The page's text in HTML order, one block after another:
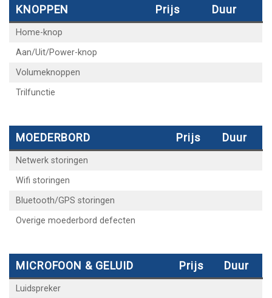
KNOPPEN Prijs Duur
Home-knop
Aan/Uit/Power-knop
Volumeknoppen
Trilfunctie
MOEDERBORD Prijs Duur
Netwerk storingen
Wifi storingen
Bluetooth/GPS storingen
Overige moederbord defecten
MICROFOON & GELUID Prijs Duur
Luidspreker